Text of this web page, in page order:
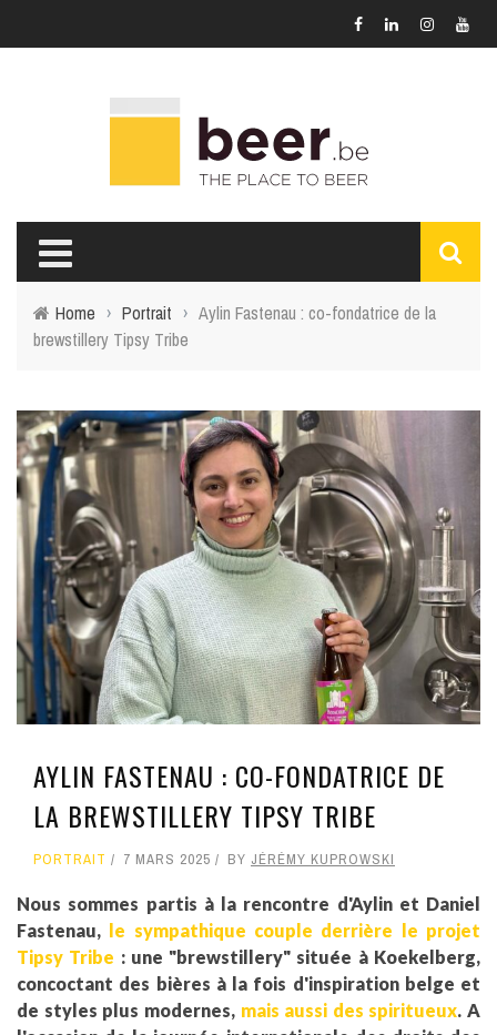
Home › Portrait › Aylin Fastenau : co-fondatrice de la
brewstillery Tipsy Tribe
AYLIN FASTENAU : CO-FONDATRICE DE
LA BREWSTILLERY TIPSY TRIBE
PORTRAIT 7 MARS 2025 BY JÉRÉMY KUPROWSKI
Nous sommes partis à la rencontre d'Aylin et Daniel
Fastenau,
le sympathique couple derrière le projet
Tipsy Tribe : une "brewstillery" située à Koekelberg,
concoctant des bières à la fois d'inspiration belge et
de styles plus modernes, mais aussi des spiritueux. A